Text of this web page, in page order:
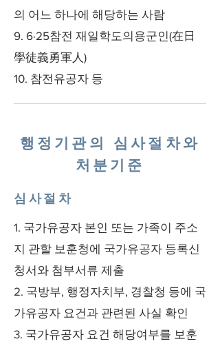
의 어느 하나에 해당하는 사람
9. 6·25참전 재일학도의용군인(在日
學徒義勇軍人)
10. 참전유공자 등
행정기관의 심사절차와
처분기준
심사절차
1. 국가유공자 본인 또는 가족이 주소
지 관할 보훈청에 국가유공자 등록신
청서와 첨부서류 제출
2. 국방부, 행정자치부, 경찰청 등에 국
가유공자 요건과 관련된 사실 확인
3. 국가유공자 요건 해당여부를 보훈